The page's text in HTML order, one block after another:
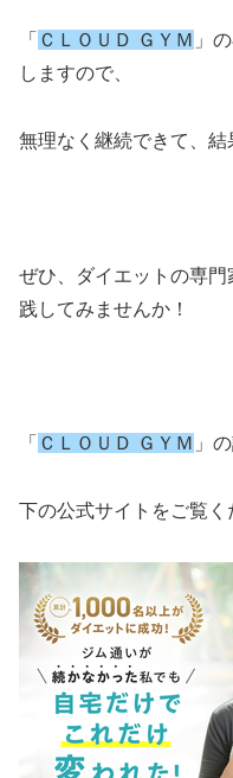
「 ＣＬＯＵＤ ＧＹＭ 」
しますので、
無理なく継続できて、結
ぜひ、ダイエットの専
践してみませんか！
「 ＣＬＯＵＤ ＧＹＭ 」
下の公式サイトをご覧く